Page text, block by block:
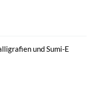
und Sumi-E